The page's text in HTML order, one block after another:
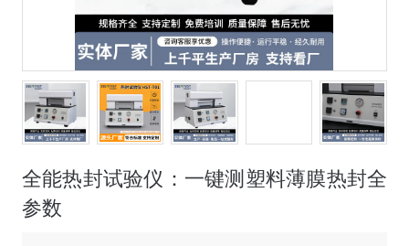
全能热封试验仪：一键测塑料薄膜热封全
参数